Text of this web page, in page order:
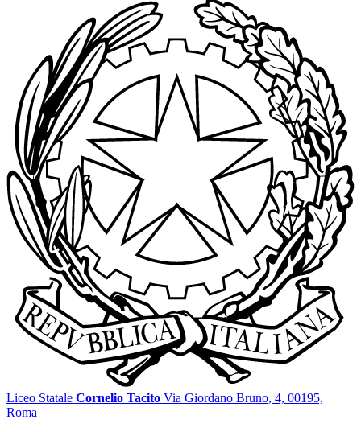
Liceo Statale Cornelio Tacito Via Giordano Bruno, 4, 00195,
Roma